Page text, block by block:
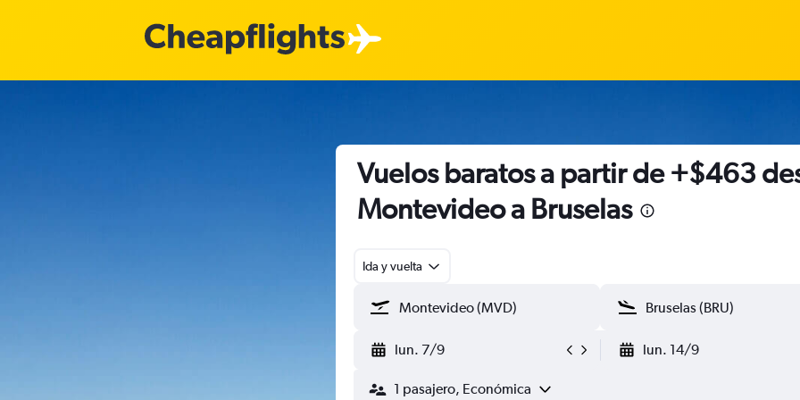
Vuelos baratos a partir de +$463
Montevideo a Bruselas
Ida y vuelta
lun. 7/9 lun. 14/9
1 pasajero, Económica